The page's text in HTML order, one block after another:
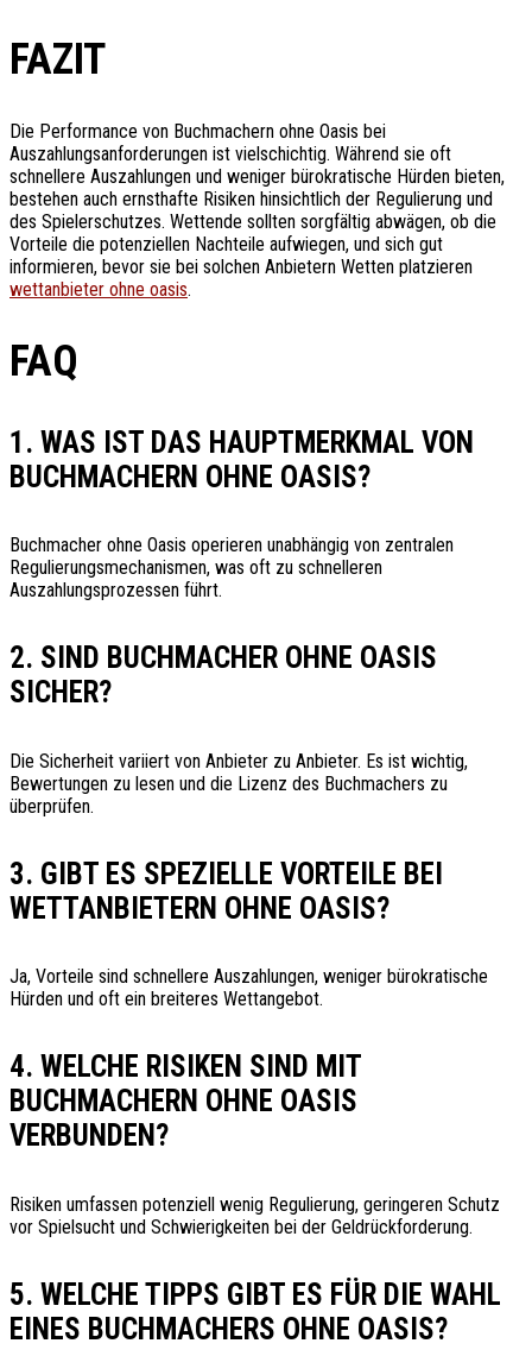
FAZIT
Die Performance von Buchmachern ohne Oasis bei
Auszahlungsanforderungen ist vielschichtig. Während sie oft
schnellere Auszahlungen und weniger bürokratische Hürden bieten,
bestehen auch ernsthafte Risiken hinsichtlich der Regulierung und
des Spielerschutzes. Wettende sollten sorgfältig abwägen, ob die
Vorteile die potenziellen Nachteile aufwiegen, und sich gut
informieren, bevor sie bei solchen Anbietern Wetten platzieren
wettanbieter ohne oasis.
FAQ
1. WAS IST DAS HAUPTMERKMAL VON
BUCHMACHERN OHNE OASIS?
Buchmacher ohne Oasis operieren unabhängig von zentralen
Regulierungsmechanismen, was oft zu schnelleren
Auszahlungsprozessen führt.
2. SIND BUCHMACHER OHNE OASIS
SICHER?
Die Sicherheit variiert von Anbieter zu Anbieter. Es ist wichtig,
Bewertungen zu lesen und die Lizenz des Buchmachers zu
überprüfen.
3. GIBT ES SPEZIELLE VORTEILE BEI
WETTANBIETERN OHNE OASIS?
Ja, Vorteile sind schnellere Auszahlungen, weniger bürokratische
Hürden und oft ein breiteres Wettangebot.
4. WELCHE RISIKEN SIND MIT
BUCHMACHERN OHNE OASIS
VERBUNDEN?
Risiken umfassen potenziell wenig Regulierung, geringeren Schutz
vor Spielsucht und Schwierigkeiten bei der Geldrückforderung.
5. WELCHE TIPPS GIBT ES FÜR DIE WAHL
EINES BUCHMACHERS OHNE OASIS?